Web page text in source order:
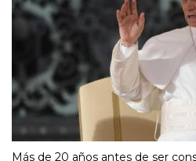
Más de 20 años antes de ser